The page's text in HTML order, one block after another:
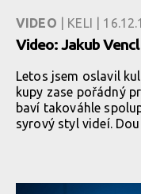
VIDEO | KELI |
Video: Jakub
Letos jsem oslavil
kupy zase pořádný
baví takováhle
syrový styl videí.